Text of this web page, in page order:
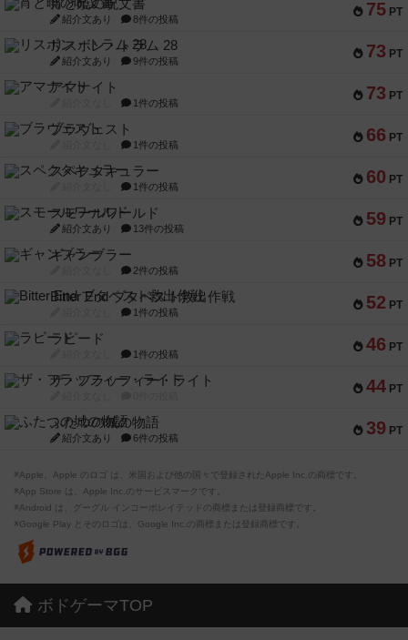
75 PT
宵と暁の呪文書
紹介文あり 8件の投稿
73 PT
リスボン・トラム 28
紹介文あり 9件の投稿
73 PT
アマナイト
1件の投稿
66 PT
ブラヴェスト
1件の投稿
60 PT
スペクタキュラー
1件の投稿
59 PT
スモールワールド
紹介文あり 13件の投稿
58 PT
ギャンブラー
2件の投稿
52 PT
Bitter End ブタペスト救出作戦
1件の投稿
46 PT
ラピード
1件の投稿
44 PT
ザ・フラッフィー・ライト
39 PT
ふたつの城の物語
紹介文あり 6件の投稿
※Apple、Apple のロゴ は、米国および他の国々で登録されたApple Inc.の商標です。
※App Store は、Apple Inc.のサービスマークです。
※Android は、グーグル インコーポレイテッドの商標または登録商標です。
※Google Play とそのロゴは、Google Inc.の商標または登録商標です。
ボドゲーマTOP